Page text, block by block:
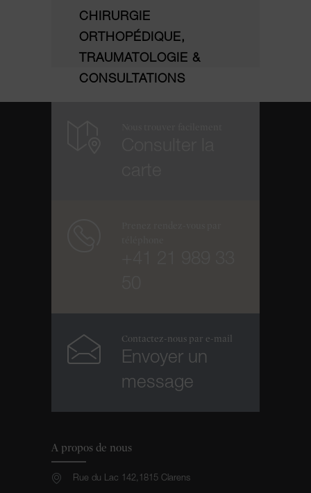
CHIRURGIE
ORTHOPÉDIQUE,
TRAUMATOLOGIE &
CONSULTATIONS
Contactez-nous par e-mail
Envoyer un
message
A propos de nous
Rue du Lac 142,1815 Clarens